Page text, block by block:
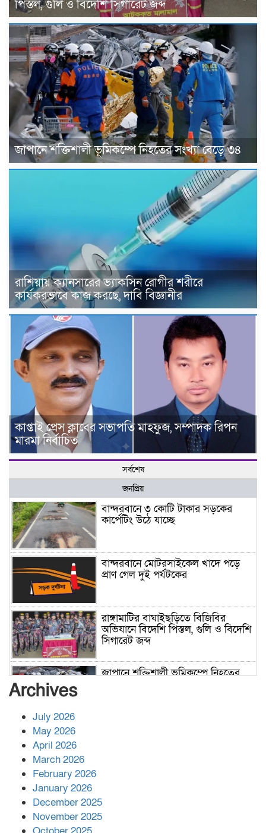
পিস্তল, গুলি ও বিদেশি সিগারেট জব্দ
জাপানে শক্তিশালী ভূমিকম্পে নিহতের সংখ্যা বেড়ে ৩৪
রাশিয়ায় ক্যানসারের ভ্যাকসিন রোগীর শরীরে
কার্যকরভাবে কাজ করছে, দাবি বিজ্ঞানীর
কাপ্তাই প্রেস ক্লাবের সভাপতি মাহফুজ, সম্পাদক রিপন
মারমা নির্বাচিত
সর্বশেষ
জনপ্রিয়
বান্দরবানে ৩ কোটি টাকার সড়কের
কার্পেটিং উঠে যাচ্ছে
বান্দরবানে মোটরসাইকেল খাদে পড়ে
প্রাণ গেল দুই পর্যটকের
রাঙ্গামাটির বাঘাইছড়িতে বিজিবির
অভিযানে বিদেশি পিস্তল, গুলি ও বিদেশি
সিগারেট জব্দ
জাপানে শক্তিশালী ভূমিকম্পে নিহতের
Archives
July 2026
May 2026
April 2026
March 2026
February 2026
January 2026
December 2025
November 2025